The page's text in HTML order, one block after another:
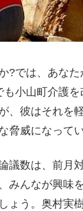
?では、あな
小山町介護
、彼はそれを
脅威になってい
議数は、前月
みんなが興味
ょう。奥村実